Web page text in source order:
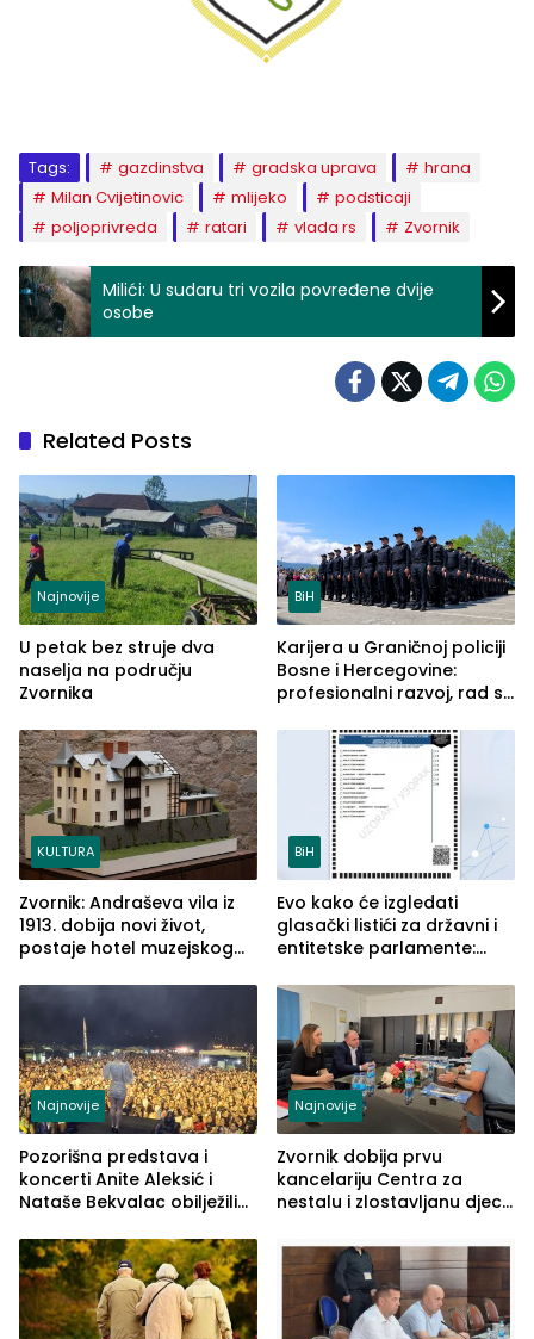
Tags: gazdinstva gradska uprava
hrana
Milan Cvijetinovic
mlijeko
podsticaji
poljoprivreda
ratari vlada rs Zvornik
Milići: U sudaru tri vozila povređene dvije
osobe
Related Posts
Najnovije
U petak bez struje dva
naselja na području
Zvornika
BiH
Karijera u Graničnoj policiji
Bosne i Hercegovine:
profesionalni razvoj, rad sa
služba građanima
KULTURA
Zvornik: Andraševa vila iz
1913. dobija novi život,
postaje hotel muzejskog
BiH
Evo kako će izgledati
glasački listići za državni i
entitetske parlamente:
vidljive na njima
Najnovije
Pozorišna predstava i
koncerti Anite Aleksić i
Nataše Bekvalac obilježili
ljeta (FOTO)
Najnovije
Zvornik dobija prvu
kancelariju Centra za
nestalu i zlostavljanu djecu